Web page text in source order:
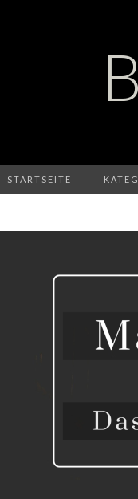
STARTSEITE